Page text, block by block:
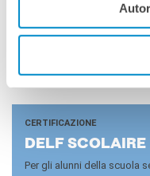
CERTIFICAZIONE
DELF SCO­LAI­RE
Per gli alunni della scuola